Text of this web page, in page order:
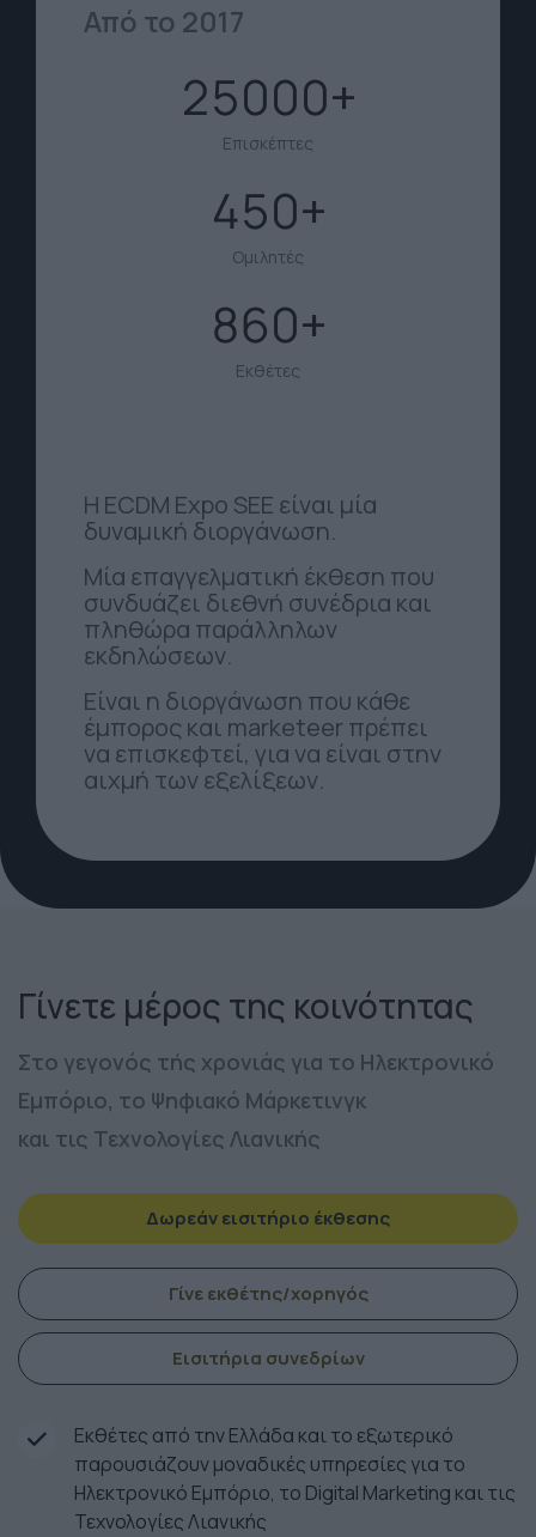
Από το 2017
25000
Επισκέπτες
450
Ομιλητές
860
Εκθέτες
Η ECDM Expo SEE είναι μία
δυναμική διοργάνωση.
Μία επαγγελματική έκθεση που
συνδυάζει διεθνή συνέδρια και
πληθώρα παράλληλων
εκδηλώσεων.
Είναι η διοργάνωση που κάθε
έμπορος και marketeer πρέπει
να επισκεφτεί, για να είναι στην
αιχμή των εξελίξεων.
Γίνετε μέρος της κοινότητας
Στο γεγονός τής χρονιάς για το Ηλεκτρονικό
Εμπόριο, το Ψηφιακό Μάρκετινγκ
και τις Τεχνολογίες Λιανικής
Δωρεάν εισιτήριο έκθεσης
Γίνε εκθέτης/χορηγός
Εισιτήρια συνεδρίων
Εκθέτες από την Ελλάδα και το εξωτερικό
παρουσιάζουν μοναδικές υπηρεσίες για το
Ηλεκτρονικό Εμπόριο, το Digital Marketing και τις
Τεχνολογίες Λιανικής